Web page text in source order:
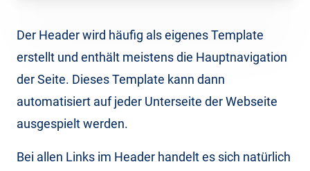
Der Header wird häufig als eigenes Template
erstellt und enthält meistens die Hauptnavigation
der Seite. Dieses Template kann dann
automatisiert auf jeder Unterseite der Webseite
ausgespielt werden.
Bei allen Links im Header handelt es sich natürlich